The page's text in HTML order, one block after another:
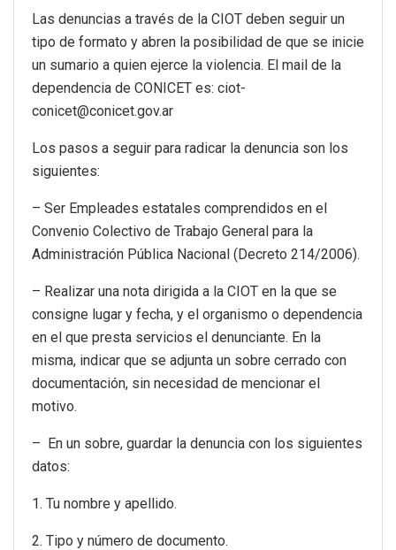
Las denuncias a través de la CIOT deben seguir un
tipo de formato y abren la posibilidad de que se inicie
un sumario a quien ejerce la violencia. El mail de la
dependencia de CONICET es: ciot-
conicet@conicet.gov.ar
Los pasos a seguir para radicar la denuncia son los
siguientes:
– Ser Empleades estatales comprendidos en el
Convenio Colectivo de Trabajo General para la
Administración Pública Nacional (Decreto 214/2006).
– Realizar una nota dirigida a la CIOT en la que se
consigne lugar y fecha, y el organismo o dependencia
en el que presta servicios el denunciante. En la
misma, indicar que se adjunta un sobre cerrado con
documentación, sin necesidad de mencionar el
motivo.
– En un sobre, guardar la denuncia con los siguientes
datos:
1. Tu nombre y apellido.
2. Tipo y número de documento.